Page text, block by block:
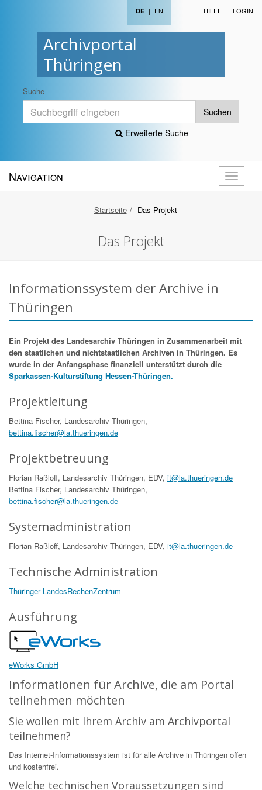
Archivportal
Thüringen
DE | EN HILFE LOGIN
Suche
Suchen
Erweiterte Suche
öffnen
Navigation
Startseite Das Projekt
Das Projekt
Informationssystem der Archive in
Thüringen
Ein Projekt des Landesarchiv Thüringen in Zusammenarbeit mit
den staatlichen und nichtstaatlichen Archiven in Thüringen. Es
wurde in der Anfangsphase finanziell unterstützt durch die
Sparkassen-Kulturstiftung Hessen-Thüringen.
Projektleitung
Bettina Fischer, Landesarchiv Thüringen,
bettina.fischer@la.thueringen.de
Projektbetreuung
Florian Raßloff, Landesarchiv Thüringen, EDV, it@la.thueringen.de
Bettina Fischer, Landesarchiv Thüringen,
bettina.fischer@la.thueringen.de
Systemadministration
Florian Raßloff, Landesarchiv Thüringen, EDV, it@la.thueringen.de
Technische Administration
Thüringer LandesRechenZentrum
Ausführung
eWorks GmbH
Informationen für Archive, die am Portal
teilnehmen möchten
Sie wollen mit Ihrem Archiv am Archivportal
teilnehmen?
Das Internet-Informationssystem ist für alle Archive in Thüringen offen
und kostenfrei.
Welche technischen Voraussetzungen sind